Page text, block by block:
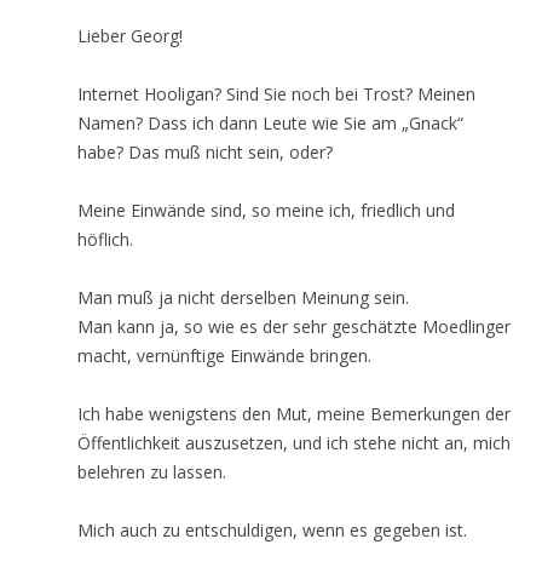
Lieber Georg!
Internet Hooligan? Sind Sie noch bei Trost? Meinen
Namen? Dass ich dann Leute wie Sie am „Gnack“
habe? Das muß nicht sein, oder?
Meine Einwände sind, so meine ich, friedlich und
höflich.
Man muß ja nicht derselben Meinung sein.
Man kann ja, so wie es der sehr geschätzte Moedlinger
macht, vernünftige Einwände bringen.
Ich habe wenigstens den Mut, meine Bemerkungen der
Öffentlichkeit auszusetzen, und ich stehe nicht an, mich
belehren zu lassen.
Mich auch zu entschuldigen, wenn es gegeben ist.